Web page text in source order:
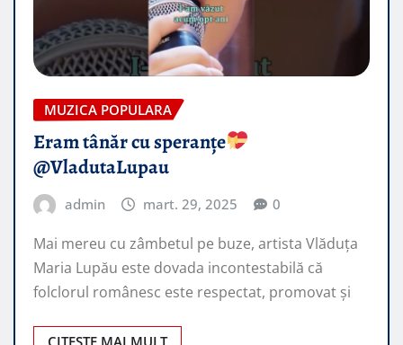
MUZICA POPULARA
Eram tânăr cu speranțe
@VladutaLupau
admin mart. 29, 2025 0
Mai mereu cu zâmbetul pe buze, artista Vlăduța
Maria Lupău este dovada incontestabilă că
folclorul românesc este respectat, promovat şi
CITEȘTE MAI MULT